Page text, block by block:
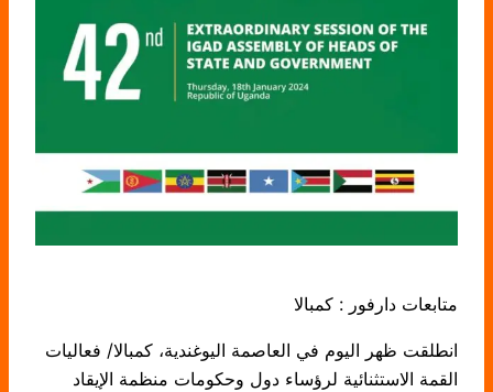
متابعات دارفور : كمبالا
انطلقت ظهر اليوم في العاصمة اليوغندية، كمبالا/ فعاليات
القمة الاستثنائية لرؤساء دول وحكومات منظمة الإيقاد